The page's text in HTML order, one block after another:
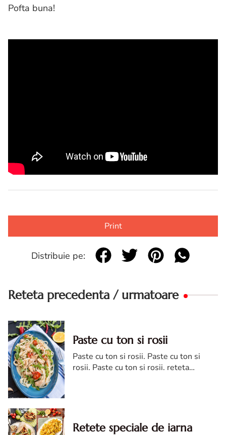
Pofta buna!
Print
Distribuie pe:
Reteta precedenta / urmatoare
Paste cu ton si rosii
Paste cu ton si rosii. Paste cu ton si
rosii. Paste cu ton si rosii. reteta
Retete speciale de iarna